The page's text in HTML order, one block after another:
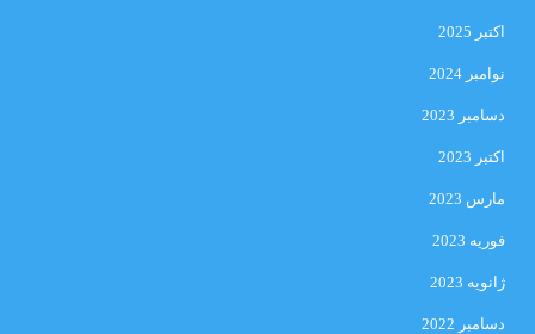
اکتبر 2025
نوامبر 2024
دسامبر 2023
اکتبر 2023
مارس 2023
فوریه 2023
ژانویه 2023
دسامبر 2022